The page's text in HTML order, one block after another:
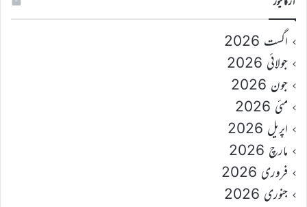
اگست 2026
جولائی 2026
جون 2026
مئی 2026
اپریل 2026
مارچ 2026
فروری 2026
جنوری 2026